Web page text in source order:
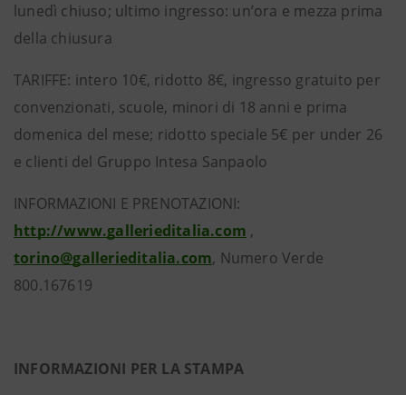
lunedì chiuso; ultimo ingresso: un’ora e mezza prima
della chiusura
TARIFFE: intero 10€, ridotto 8€, ingresso gratuito per
convenzionati, scuole, minori di 18 anni e prima
domenica del mese; ridotto speciale 5€ per under 26
e clienti del Gruppo Intesa Sanpaolo
INFORMAZIONI E PRENOTAZIONI:
http://www.gallerieditalia.com ,
torino@gallerieditalia.com, Numero Verde
800.167619
INFORMAZIONI PER LA STAMPA